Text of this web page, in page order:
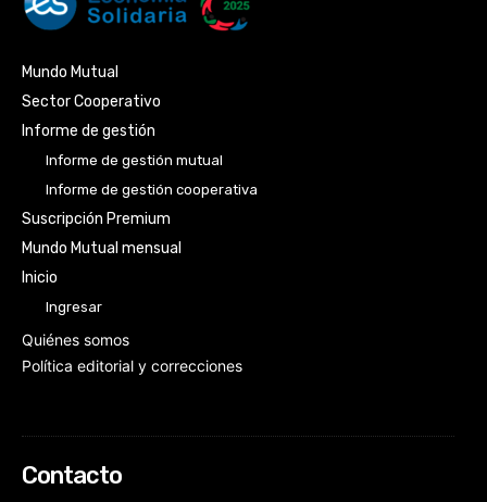
Mundo Mutual
Sector Cooperativo
Informe de gestión
Informe de gestión mutual
Informe de gestión cooperativa
Suscripción Premium
Mundo Mutual mensual
Inicio
Ingresar
Quiénes somos
Política editorial y correcciones
Contacto